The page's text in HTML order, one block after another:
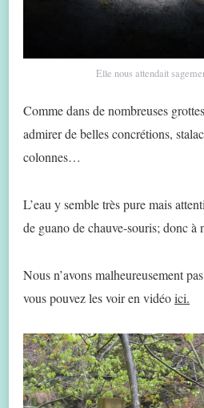
Elle nous attendait
Comme dans de nombreuses
admirer de belles concrétions,
colonnes…
L’eau y semble très pure mais
de guano de chauve-souris; donc à
Nous n’avons malheureusement
vous pouvez les voir en vidéoici.